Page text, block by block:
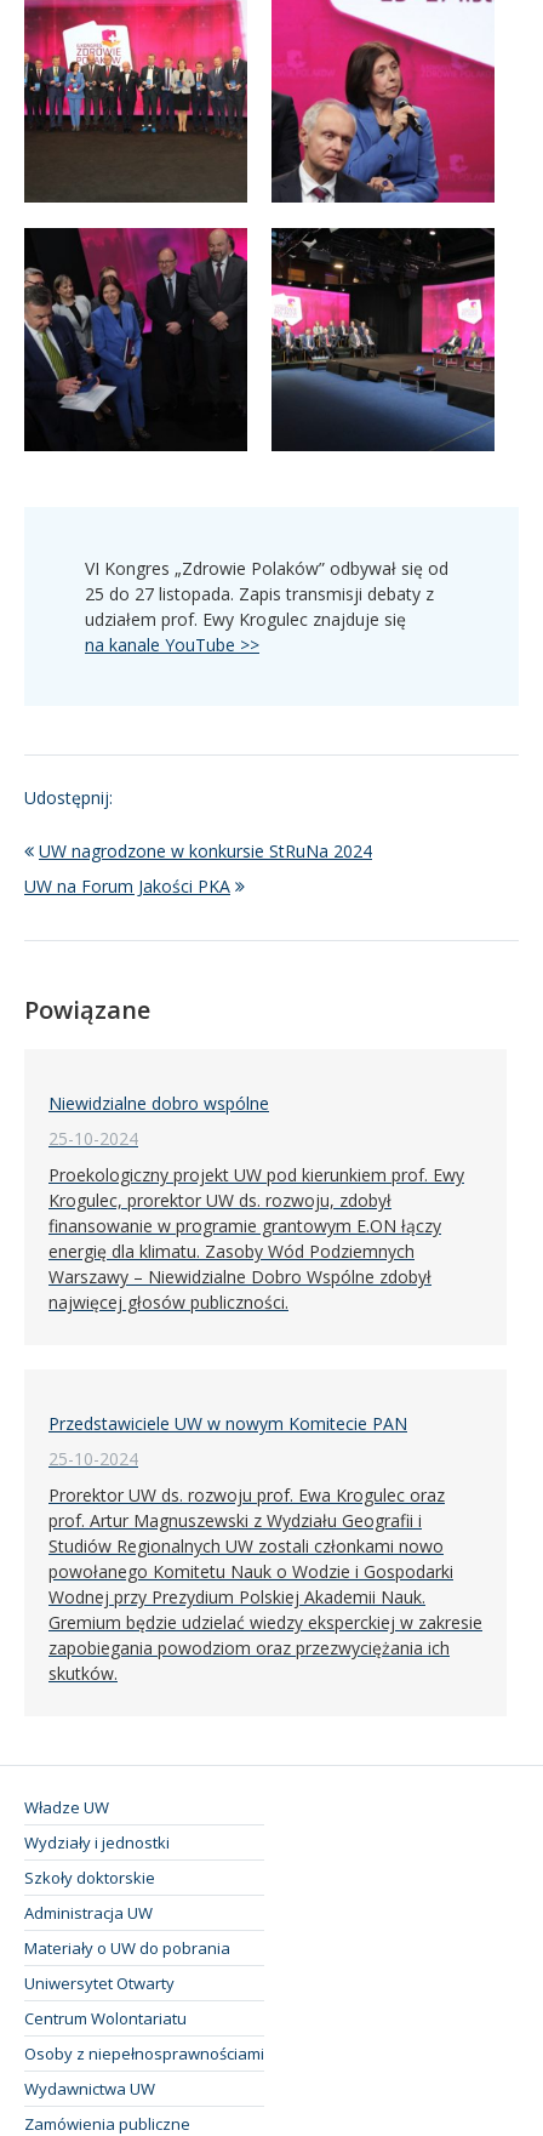
VI Kongres „Zdrowie Polaków” odbywał się od
25 do 27 listopada. Zapis transmisji debaty z
udziałem prof. Ewy Krogulec znajduje się
na kanale YouTube >>
Udostępnij:
UW nagrodzone w konkursie StRuNa 2024
UW na Forum Jakości PKA
Powiązane
Niewidzialne dobro wspólne
25-10-2024
Proekologiczny projekt UW pod kierunkiem prof. Ewy
Krogulec, prorektor UW ds. rozwoju, zdobył
finansowanie w programie grantowym E.ON łączy
energię dla klimatu. Zasoby Wód Podziemnych
Warszawy – Niewidzialne Dobro Wspólne zdobył
najwięcej głosów publiczności.
Przedstawiciele UW w nowym Komitecie PAN
25-10-2024
Prorektor UW ds. rozwoju prof. Ewa Krogulec oraz
prof. Artur Magnuszewski z Wydziału Geografii i
Studiów Regionalnych UW zostali członkami nowo
powołanego Komitetu Nauk o Wodzie i Gospodarki
Wodnej przy Prezydium Polskiej Akademii Nauk.
Gremium będzie udzielać wiedzy eksperckiej w zakresie
zapobiegania powodziom oraz przezwyciężania ich
skutków.
Władze UW
Wydziały i jednostki
Szkoły doktorskie
Administracja UW
Materiały o UW do pobrania
Uniwersytet Otwarty
Centrum Wolontariatu
Osoby z niepełnosprawnościami
Wydawnictwa UW
Zamówienia publiczne